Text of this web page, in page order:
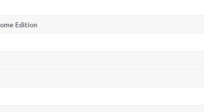
Edition